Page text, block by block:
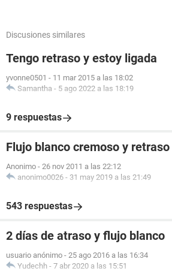
Discusiones similares
Tengo retraso y estoy ligada
yvonne0501 - 11 mar 2015 a las 18:02
Samantha - 5 ago 2022 a las 18:19
9 respuestas
Flujo blanco cremoso y
Anonimo - 26 nov 2011 a las 22:12
anonimo0026 - 31 may 2019 a las 21:49
543 respuestas
2 días de atraso y flujo blanco
usuario anónimo - 25 ago 2016 a las 16:34
Yudechh - 7 abr 2020 a las 15:51